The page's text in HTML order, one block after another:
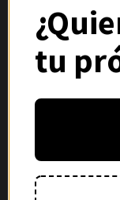
•
• Soporte
incidencia.
Plazos
Los
mismo
tu